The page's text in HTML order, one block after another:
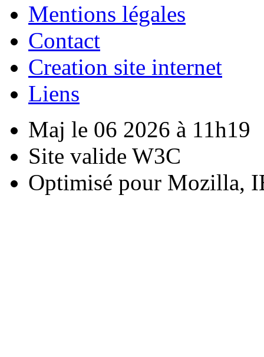
Mentions légales
Contact
Creation site internet
Liens
Maj le 06 2026 à 11h19
Site valide W3C
Optimisé pour Mozilla,